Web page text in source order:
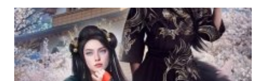
ТОМ
2
(КУРОПЯТНИК
МАКСИМ)